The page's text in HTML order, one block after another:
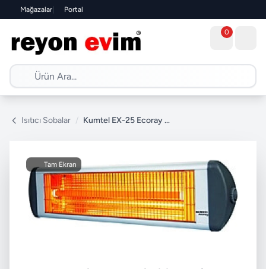
Mağazalar| Portal
0
Isıtıcı Sobalar / Kumtel EX-25 Ecoray 2500 W Infrared Isıtıcı
Tam Ekran